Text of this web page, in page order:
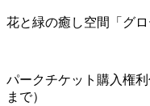
花と緑の癒し空間「グ
パークチケット購入権
まで）